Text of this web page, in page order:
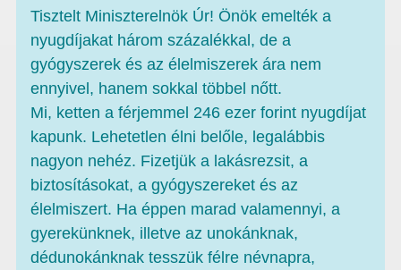
Tisztelt Miniszterelnök Úr! Önök emelték a
nyugdíjakat három százalékkal, de a
gyógyszerek és az élelmiszerek ára nem
ennyivel, hanem sokkal többel nőtt.
Mi, ketten a férjemmel 246 ezer forint nyugdíjat
kapunk. Lehetetlen élni belőle, legalábbis
nagyon nehéz. Fizetjük a lakásrezsit, a
biztosításokat, a gyógyszereket és az
élelmiszert. Ha éppen marad valamennyi, a
gyerekünknek, illetve az unokánknak,
dédunokánknak tesszük félre névnapra,